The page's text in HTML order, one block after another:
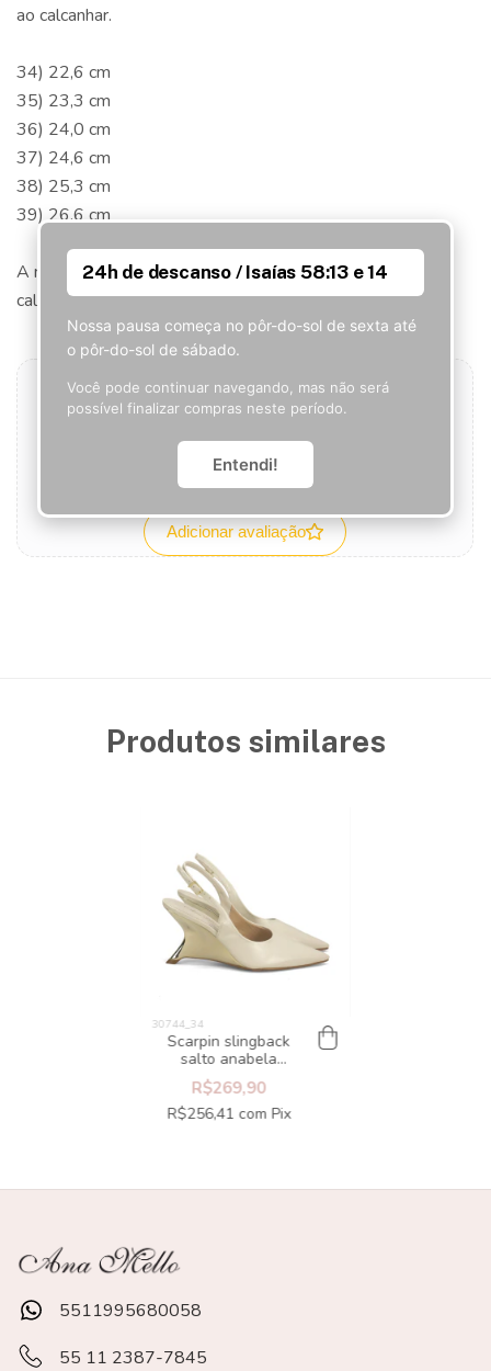
ao calcanhar.
34) 22,6 cm
35) 23,3 cm
36) 24,0 cm
37) 24,6 cm
38) 25,3 cm
39) 26,6 cm
A medida da tabela é referente ao espaço interno do
calçado, destinado a acomodação do pé.
Seja o primeiro a avaliar este produto!
Que tal ser o primeiro a contar o que achou? Sua
Adicionar avaliação
Produtos similares
Scarpin slingback
salto anabela
dourado off white
R$269,90
R$256,41 com Pix
5511995680058
55 11 2387-7845
24h de descanso / Isaías 58:13 e 14
Nossa pausa começa no pôr-do-sol de sexta até
o pôr-do-sol de sábado.
Você pode continuar navegando, mas não será
possível finalizar compras neste período.
Entendi!